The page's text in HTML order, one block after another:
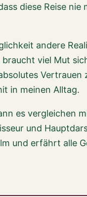
diese Reise
andere
viel Mut
in meinen Alltag.
es vergleichen
und
und erfährt alle